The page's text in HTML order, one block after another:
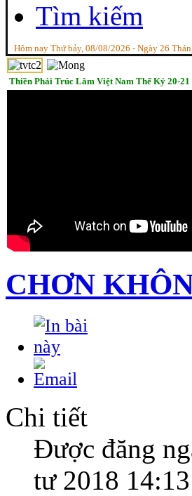
Tìm kiếm
Hôm nay Thứ bảy, 08/08/2026 - Ngày 26
Thiền Phái Trúc Lâm Việt Nam Thế Kỷ 20-21
CHƠN
Chi tiết
Được đăng
tư 2018 14:13